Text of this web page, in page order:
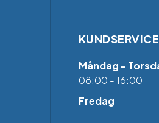
KUNDSERVICE
Måndag -
08:00 - 16:00
Fredag